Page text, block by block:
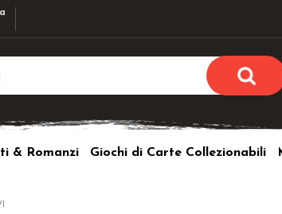
utente e
& Romanzi Giochi di Carte Collezionabili